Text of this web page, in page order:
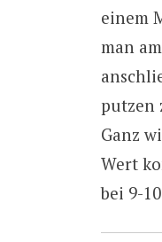
einem
man
putzen
Ganz
Wert
bei 9-